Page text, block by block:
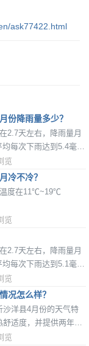
ask77422.html
份降雨量多少？
2.7天左右，降雨量月
每次下雨达到5.4毫
览
冷不冷？
温度在11℃~19℃
览
2.7天左右，降雨量月
每次下雨达到5.1毫
览
况怎么样？
洋县4月份的天气特
舒适度，并提供两年间
览